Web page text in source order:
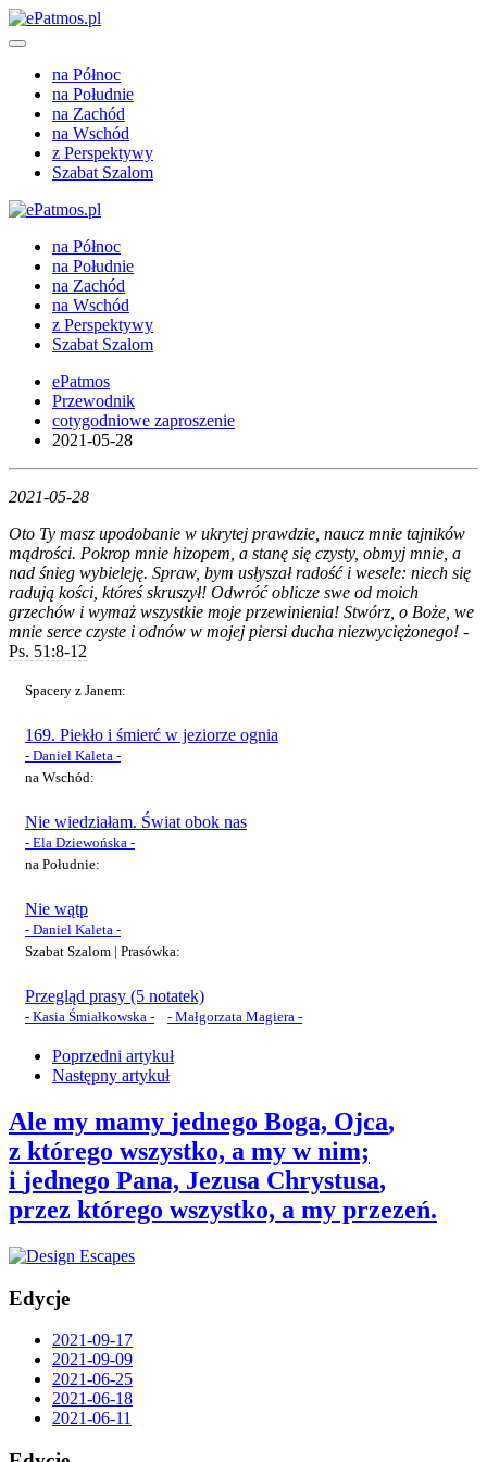
na Północ
na Południe
na Zachód
na Wschód
z Perspektywy
Szabat Szalom
na Północ
na Południe
na Zachód
na Wschód
z Perspektywy
Szabat Szalom
ePatmos
Przewodnik
cotygodniowe zaproszenie
2021-05-28
2021-05-28
Oto Ty masz upodobanie w ukrytej prawdzie, naucz mnie tajników
mądrości. Pokrop mnie hizopem, a stanę się czysty, obmyj mnie, a
nad śnieg wybieleję. Spraw, bym usłyszał radość i wesele: niech się
radują kości, któreś skruszył! Odwróć oblicze swe od moich
grzechów i wymaż wszystkie moje przewinienia! Stwórz, o Boże, we
mnie serce czyste i odnów w mojej piersi ducha niezwyciężonego! -
Ps. 51:8-12
Spacery z Janem:
169. Piekło i śmierć w jeziorze ognia
- Daniel Kaleta -
na Wschód:
Nie wiedziałam. Świat obok nas
- Ela Dziewońska -
na Południe:
Nie wątp
- Daniel Kaleta -
Szabat Szalom | Prasówka:
Przegląd prasy (5 notatek)
- Kasia Śmiałkowska - - Małgorzata Magiera -
Poprzedni artykuł
Następny artykuł
Ale my mamy jednego Boga, Ojca,
z którego wszystko, a my w nim;
i jednego Pana, Jezusa Chrystusa,
przez którego wszystko, a my przezeń.
Edycje
2021-09-17
2021-09-09
2021-06-25
2021-06-18
2021-06-11